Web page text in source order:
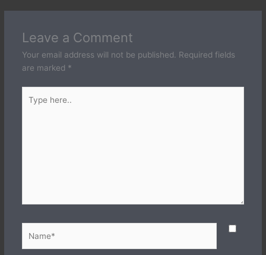
Leave a Comment
Your email address will not be published. Required fields
are marked *
here..